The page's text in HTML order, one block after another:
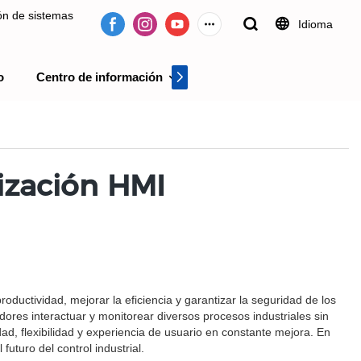
de sistemas
Idioma
Centro de información
HMI
mejorar la eficiencia y garantizar la seguridad de los
interactuar y monitorear diversos procesos industriales sin
flexibilidad y experiencia de usuario en constante mejora. En
del control industrial.